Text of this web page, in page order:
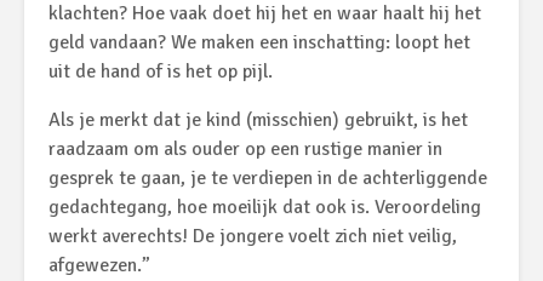
klachten? Hoe vaak doet hij het en waar haalt hij het
geld vandaan? We maken een inschatting: loopt het
uit de hand of is het op pijl.
Als je merkt dat je kind (misschien) gebruikt, is het
raadzaam om als ouder op een rustige manier in
gesprek te gaan, je te verdiepen in de achterliggende
gedachtegang, hoe moeilijk dat ook is. Veroordeling
werkt averechts! De jongere voelt zich niet veilig,
afgewezen.”